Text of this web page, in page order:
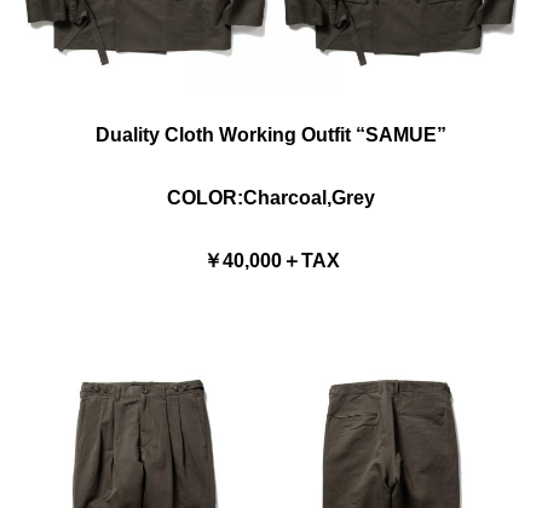
Duality Cloth Working Outfit “SAMUE”
COLOR:Charcoal,Grey
￥40,000＋TAX